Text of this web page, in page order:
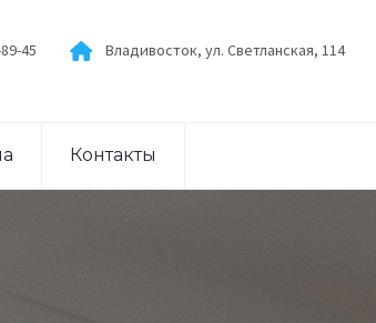
45 Владивосток, ул. Светланская, 114
Контакты